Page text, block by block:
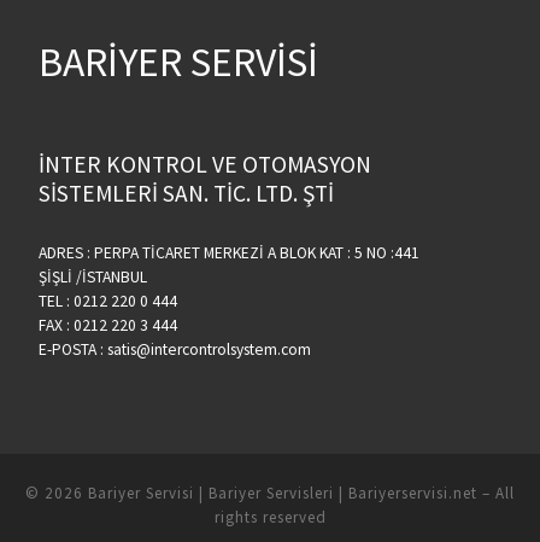
BARİYER SERVİSİ
İNTER KONTROL VE OTOMASYON
SİSTEMLERİ SAN. TİC. LTD. ŞTİ
ADRES : PERPA TİCARET MERKEZİ A BLOK KAT : 5 NO :441
ŞİŞLİ /İSTANBUL
TEL : 0212 220 0 444
FAX : 0212 220 3 444
E-POSTA : satis@intercontrolsystem.com
© 2026 Bariyer Servisi | Bariyer Servisleri | Bariyerservisi.net – All
rights reserved